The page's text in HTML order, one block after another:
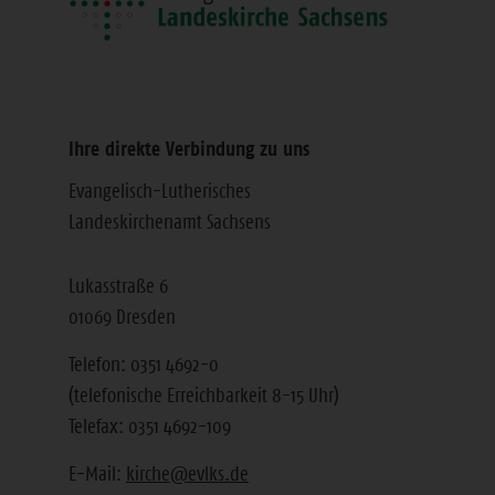
Ihre direkte Verbindung zu uns
Evangelisch-Lutherisches
Landeskirchenamt Sachsens
Lukasstraße 6
01069 Dresden
Telefon: 0351 4692-0
(telefonische Erreichbarkeit 8-15 Uhr)
Telefax: 0351 4692-109
E-Mail: kirche@evlks.de